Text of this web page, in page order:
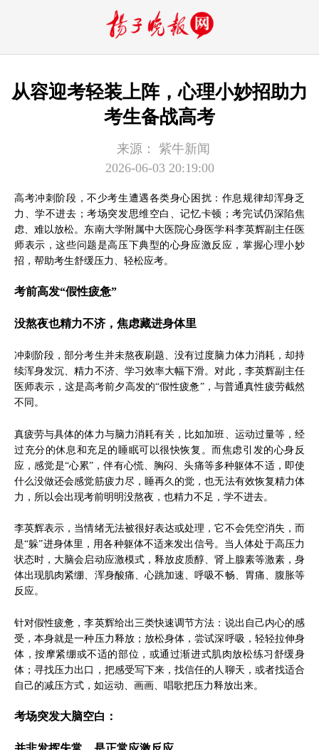
从容迎考轻装上阵，心理小妙招助力
考生备战高考
来源：
紫牛新闻
2026-06-03 20:19:00
高考冲刺阶段，不少考生遭遇各类身心困扰：作息规律却浑身乏
力、学不进去；考场突发思维空白、记忆卡顿；考完试仍深陷焦
虑、难以放松。东南大学附属中大医院心身医学科李英辉副主任医
师表示，这些问题是高压下典型的心身应激反应，掌握心理小妙
招，帮助考生舒缓压力、轻松应考。
考前高发“假性疲惫”
没熬夜也精力不济，焦虑藏进身体里
冲刺阶段，部分考生并未熬夜刷题、没有过度脑力体力消耗，却持
续浑身发沉、精力不济、学习效率大幅下滑。对此，李英辉副主任
医师表示，这是高考前夕高发的“假性疲惫”，与普通真性疲劳截然
不同。
真疲劳与具体的体力与脑力消耗有关，比如加班、运动过量等，经
过充分的休息和充足的睡眠可以很快恢复。而焦虑引发的心身反
应，感觉是“心累”，伴有心慌、胸闷、头痛等多种躯体不适，即使
什么没做还会感觉筋疲力尽，睡再久的觉，也无法有效恢复精力体
力，所以会出现考前明明没熬夜，也精力不足，学不进去。
李英辉表示，当情绪无法被很好表达或处理，它不会凭空消失，而
是“躲”进身体里，用各种躯体不适来发出信号。当人体处于高压力
状态时，大脑会启动应激模式，释放皮质醇、肾上腺素等激素，身
体出现肌肉紧绷、浑身酸痛、心跳加速、呼吸不畅、胃痛、腹胀等
反应。
针对假性疲惫，李英辉给出三类快速调节方法：说出自己内心的感
受，本身就是一种压力释放；放松身体，尝试深呼吸，轻轻拉伸身
体，按摩紧绷或不适的部位，或通过渐进式肌肉放松练习舒缓身
体；寻找压力出口，把感受写下来，找信任的人聊天，或者找适合
自己的减压方式，如运动、画画、唱歌把压力释放出来。
考场突发大脑空白：